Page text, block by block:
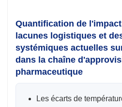
Quantification de
lacunes logistiques et
systémiques actuelles
dans la chaîne
pharmaceutique
Les écarts de